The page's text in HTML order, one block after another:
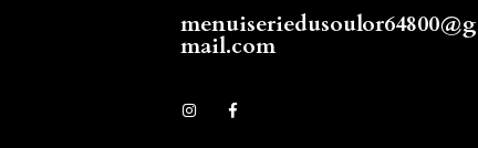
menuiseriedusoulor64800@g
mail.com